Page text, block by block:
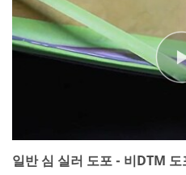
일반 심 실러 도포 - 비DTM 도